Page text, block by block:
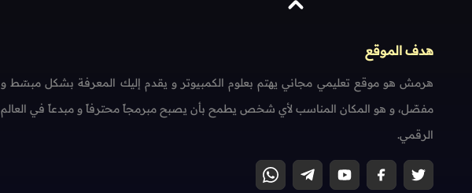
هدف الموقع
هرمش هو موقع تعليمي مجاني يهتم بعلوم الكمبيوتر و يقدم إليك المعرفة بشكل مبسّط و
مفصّل، و هو المكان المناسب لأي شخص يطمح بأن يصبح مبرمجاً محترفاً و مبدعاً في العالم
الرقمي.